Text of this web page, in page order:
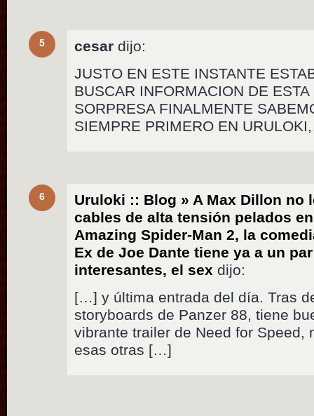
5 cesar dijo:
JUSTO EN ESTE INSTANTE
BUSCAR INFORMACION DE
SORPRESA FINALMENTE
SIEMPRE PRIMERO EN
6
Uruloki :: Blog » A Max Dillon no
cables de alta tensión pelados
Amazing Spider-Man 2, la
Ex de Joe Dante tiene ya a un
interesantes, el sex dijo:
[…] y última entrada del día. Tras
storyboards de Panzer 88, tiene
vibrante trailer de Need for Speed,
esas otras […]